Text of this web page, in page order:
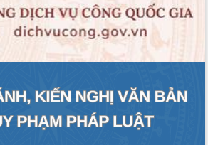
thực
Công bố
tỉnh Đắk
tai
Quy